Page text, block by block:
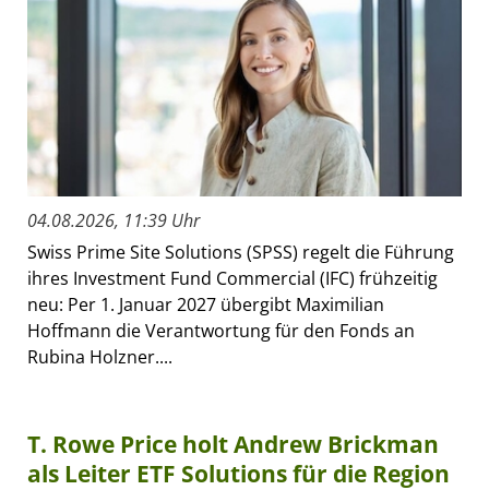
04.08.2026, 11:39 Uhr
Swiss Prime Site Solutions (SPSS) regelt die Führung
ihres Investment Fund Commercial (IFC) frühzeitig
neu: Per 1. Januar 2027 übergibt Maximilian
Hoffmann die Verantwortung für den Fonds an
Rubina Holzner....
T. Rowe Price holt Andrew Brickman
als Leiter ETF Solutions für die Region